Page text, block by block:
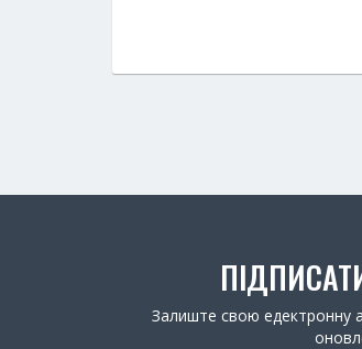
Залиште свою едектронну